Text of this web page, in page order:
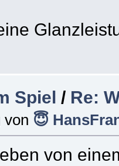
Spiel / Re:
von 😇
von